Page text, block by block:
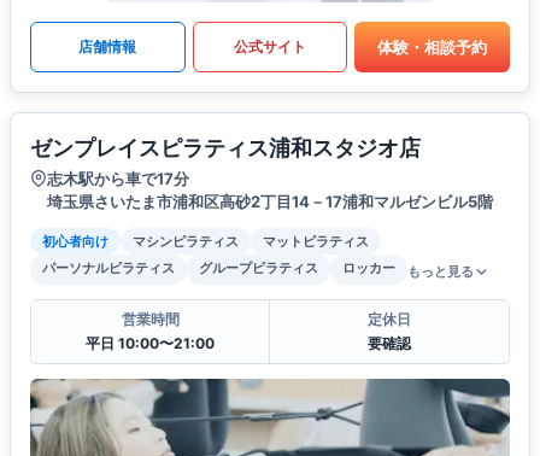
店舗情報 公式サイト 体験・相談予約
ゼンプレイスピラティス浦和スタジオ店
志木駅から車で17分
埼玉県さいたま市浦和区高砂2丁目14－17浦和マルゼンビル5階
初心者向け マシンピラティス
マットピラティス
パーソナルピラティス
グループピラティス ロッカー もっと見る
営業時間
平日 10:00〜21:00
定休日
要確認